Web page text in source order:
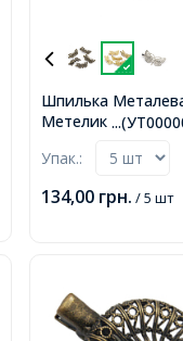
Шпилька
Метелик з Латуні,
Довжина 43мм,
Упак.:
134,00 грн. / 5 шт